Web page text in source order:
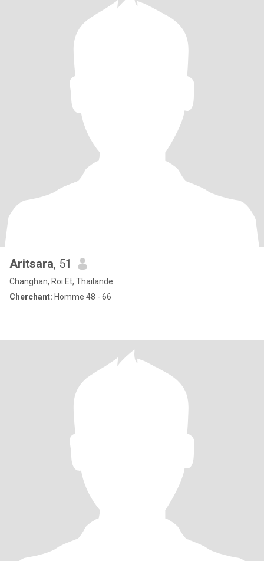
Aritsara, 51
Changhan, Roi Et, Thailande
Cherchant: Homme 48 - 66